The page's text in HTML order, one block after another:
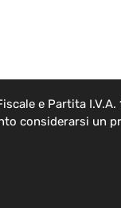
e Partita I.V.A.
considerarsi un